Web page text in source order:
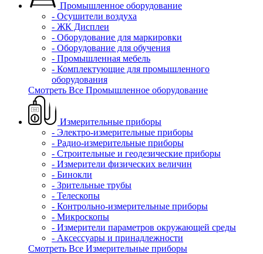
Промышленное оборудование
- Осушители воздуха
- ЖК Дисплеи
- Оборудование для маркировки
- Оборудование для обучения
- Промышленная мебель
- Комплектующие для промышленного
оборудования
Смотреть Все Промышленное оборудование
Измерительные приборы
- Электро-измерительные приборы
- Радио-измерительные приборы
- Строительные и геодезические приборы
- Измерители физических величин
- Бинокли
- Зрительные трубы
- Телескопы
- Контрольно-измерительные приборы
- Микроскопы
- Измерители параметров окружающей среды
- Аксессуары и принадлежности
Смотреть Все Измерительные приборы